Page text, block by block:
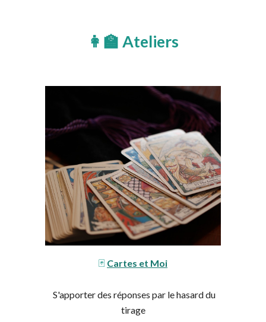
👩‍🏫 Ateliers
🃏 Cartes et Moi
S'apporter des réponses par le hasard du
tirage